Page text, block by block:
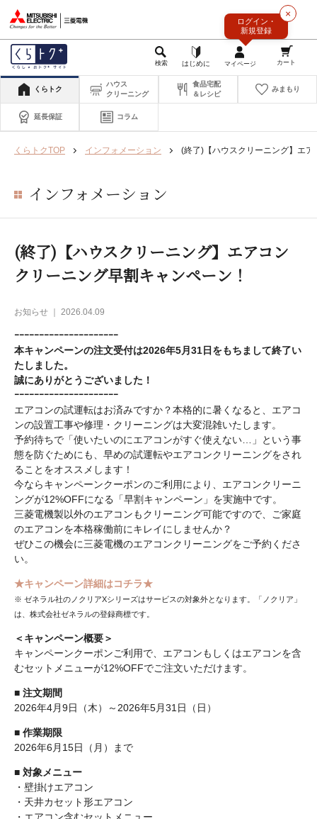
×
ログイン・
新規登録
くらトク
ハウス
クリーニング
食品宅配
＆レシピ
みまもり
延長保証 コラム
くらトクTOP インフォメーション (終了)【ハウスクリーニング】エ
インフォメーション
(終了)【ハウスクリーニング】エアコン
クリーニング早割キャンペーン！
お知らせ ｜ 2026.04.09
ｰｰｰｰｰｰｰｰｰｰｰｰｰｰｰｰｰｰｰｰｰ
本キャンペーンの注文受付は2026年5月31日をもちまして終了い
たしました。
誠にありがとうございました！
ｰｰｰｰｰｰｰｰｰｰｰｰｰｰｰｰｰｰｰｰｰ
エアコンの試運転はお済みですか？本格的に暑くなると、エアコ
ンの設置工事や修理・クリーニングは大変混雑いたします。
予約待ちで「使いたいのにエアコンがすぐ使えない…」という事
態を防ぐためにも、早めの試運転やエアコンクリーニングをされ
ることをオススメします！
今ならキャンペーンクーポンのご利用により、エアコンクリーニ
ングが12%OFFになる「早割キャンペーン」を実施中です。
三菱電機製以外のエアコンもクリーニング可能ですので、ご家庭
のエアコンを本格稼働前にキレイにしませんか？
ぜひこの機会に三菱電機のエアコンクリーニングをご予約くださ
い。
★キャンペーン詳細はコチラ★
※ ゼネラル社のノクリアXシリーズはサービスの対象外となります。「ノクリア」
は、株式会社ゼネラルの登録商標です。
＜キャンペーン概要＞
キャンペーンクーポンご利用で、エアコンもしくはエアコンを含
むセットメニューが12%OFFでご注文いただけます。
■ 注文期間
2026年4月9日（木）～2026年5月31日（日）
■ 作業期限
2026年6月15日（月）まで
■ 対象メニュー
・壁掛けエアコン
・天井カセット形エアコン